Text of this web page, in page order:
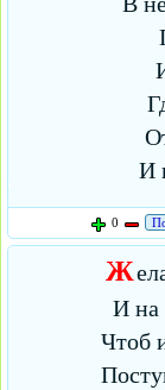
И
0
Ж
И на
Чтоб